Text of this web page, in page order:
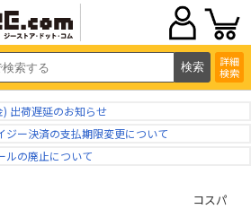
詳細
検索
出荷遅延のお知らせ
ジー決済の支払期限変更について
ルの廃止について
コスパ